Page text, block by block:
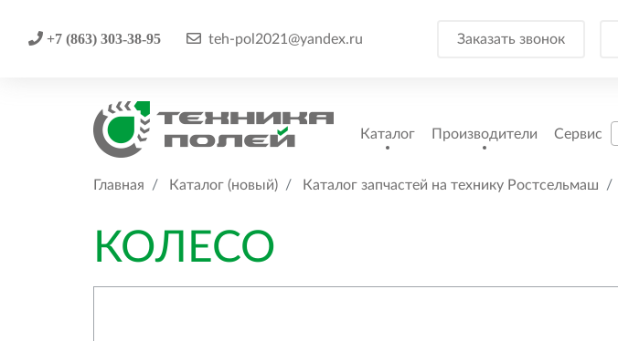
+7 (863) 303-38-95 teh-pol2021@yandex.ru Заказать звонок
Каталог Производители Сервис
Главная Каталог (новый) Каталог запчастей на технику Ростсельмаш
КОЛЕСО